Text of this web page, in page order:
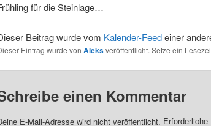
für die Steinlage…
Beitrag wurde vom Kalender-Feedeiner
Eintrag wurde von Aleksveröffentlicht. Setze ein
einen Kommentar
E-Mail-Adresse wird nicht veröffentlicht.